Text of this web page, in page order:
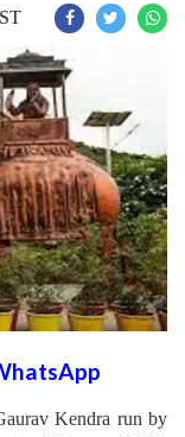
Kendra run by